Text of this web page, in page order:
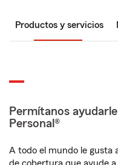
Productos y servicios
Permítanos
Personal®
A todo el mundo le gusta